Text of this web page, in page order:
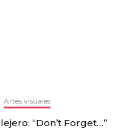
Artes visuales
“Don’t Forget…”